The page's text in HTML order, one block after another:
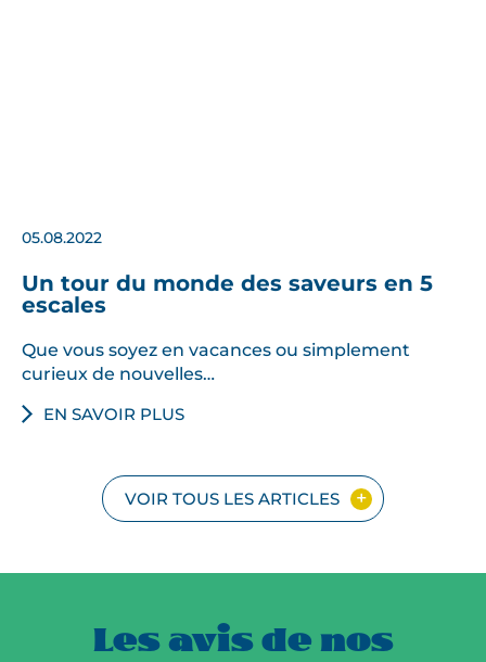
05.08.2022
Un tour du monde des saveurs en 5
escales
Que vous soyez en vacances ou simplement
curieux de nouvelles…
EN SAVOIR PLUS
VOIR TOUS LES ARTICLES
Les avis de nos